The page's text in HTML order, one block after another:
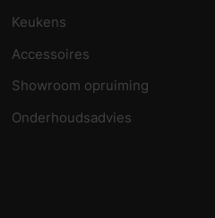
Keukens
Accessoires
Showroom opruiming
Onderhoudsadvies